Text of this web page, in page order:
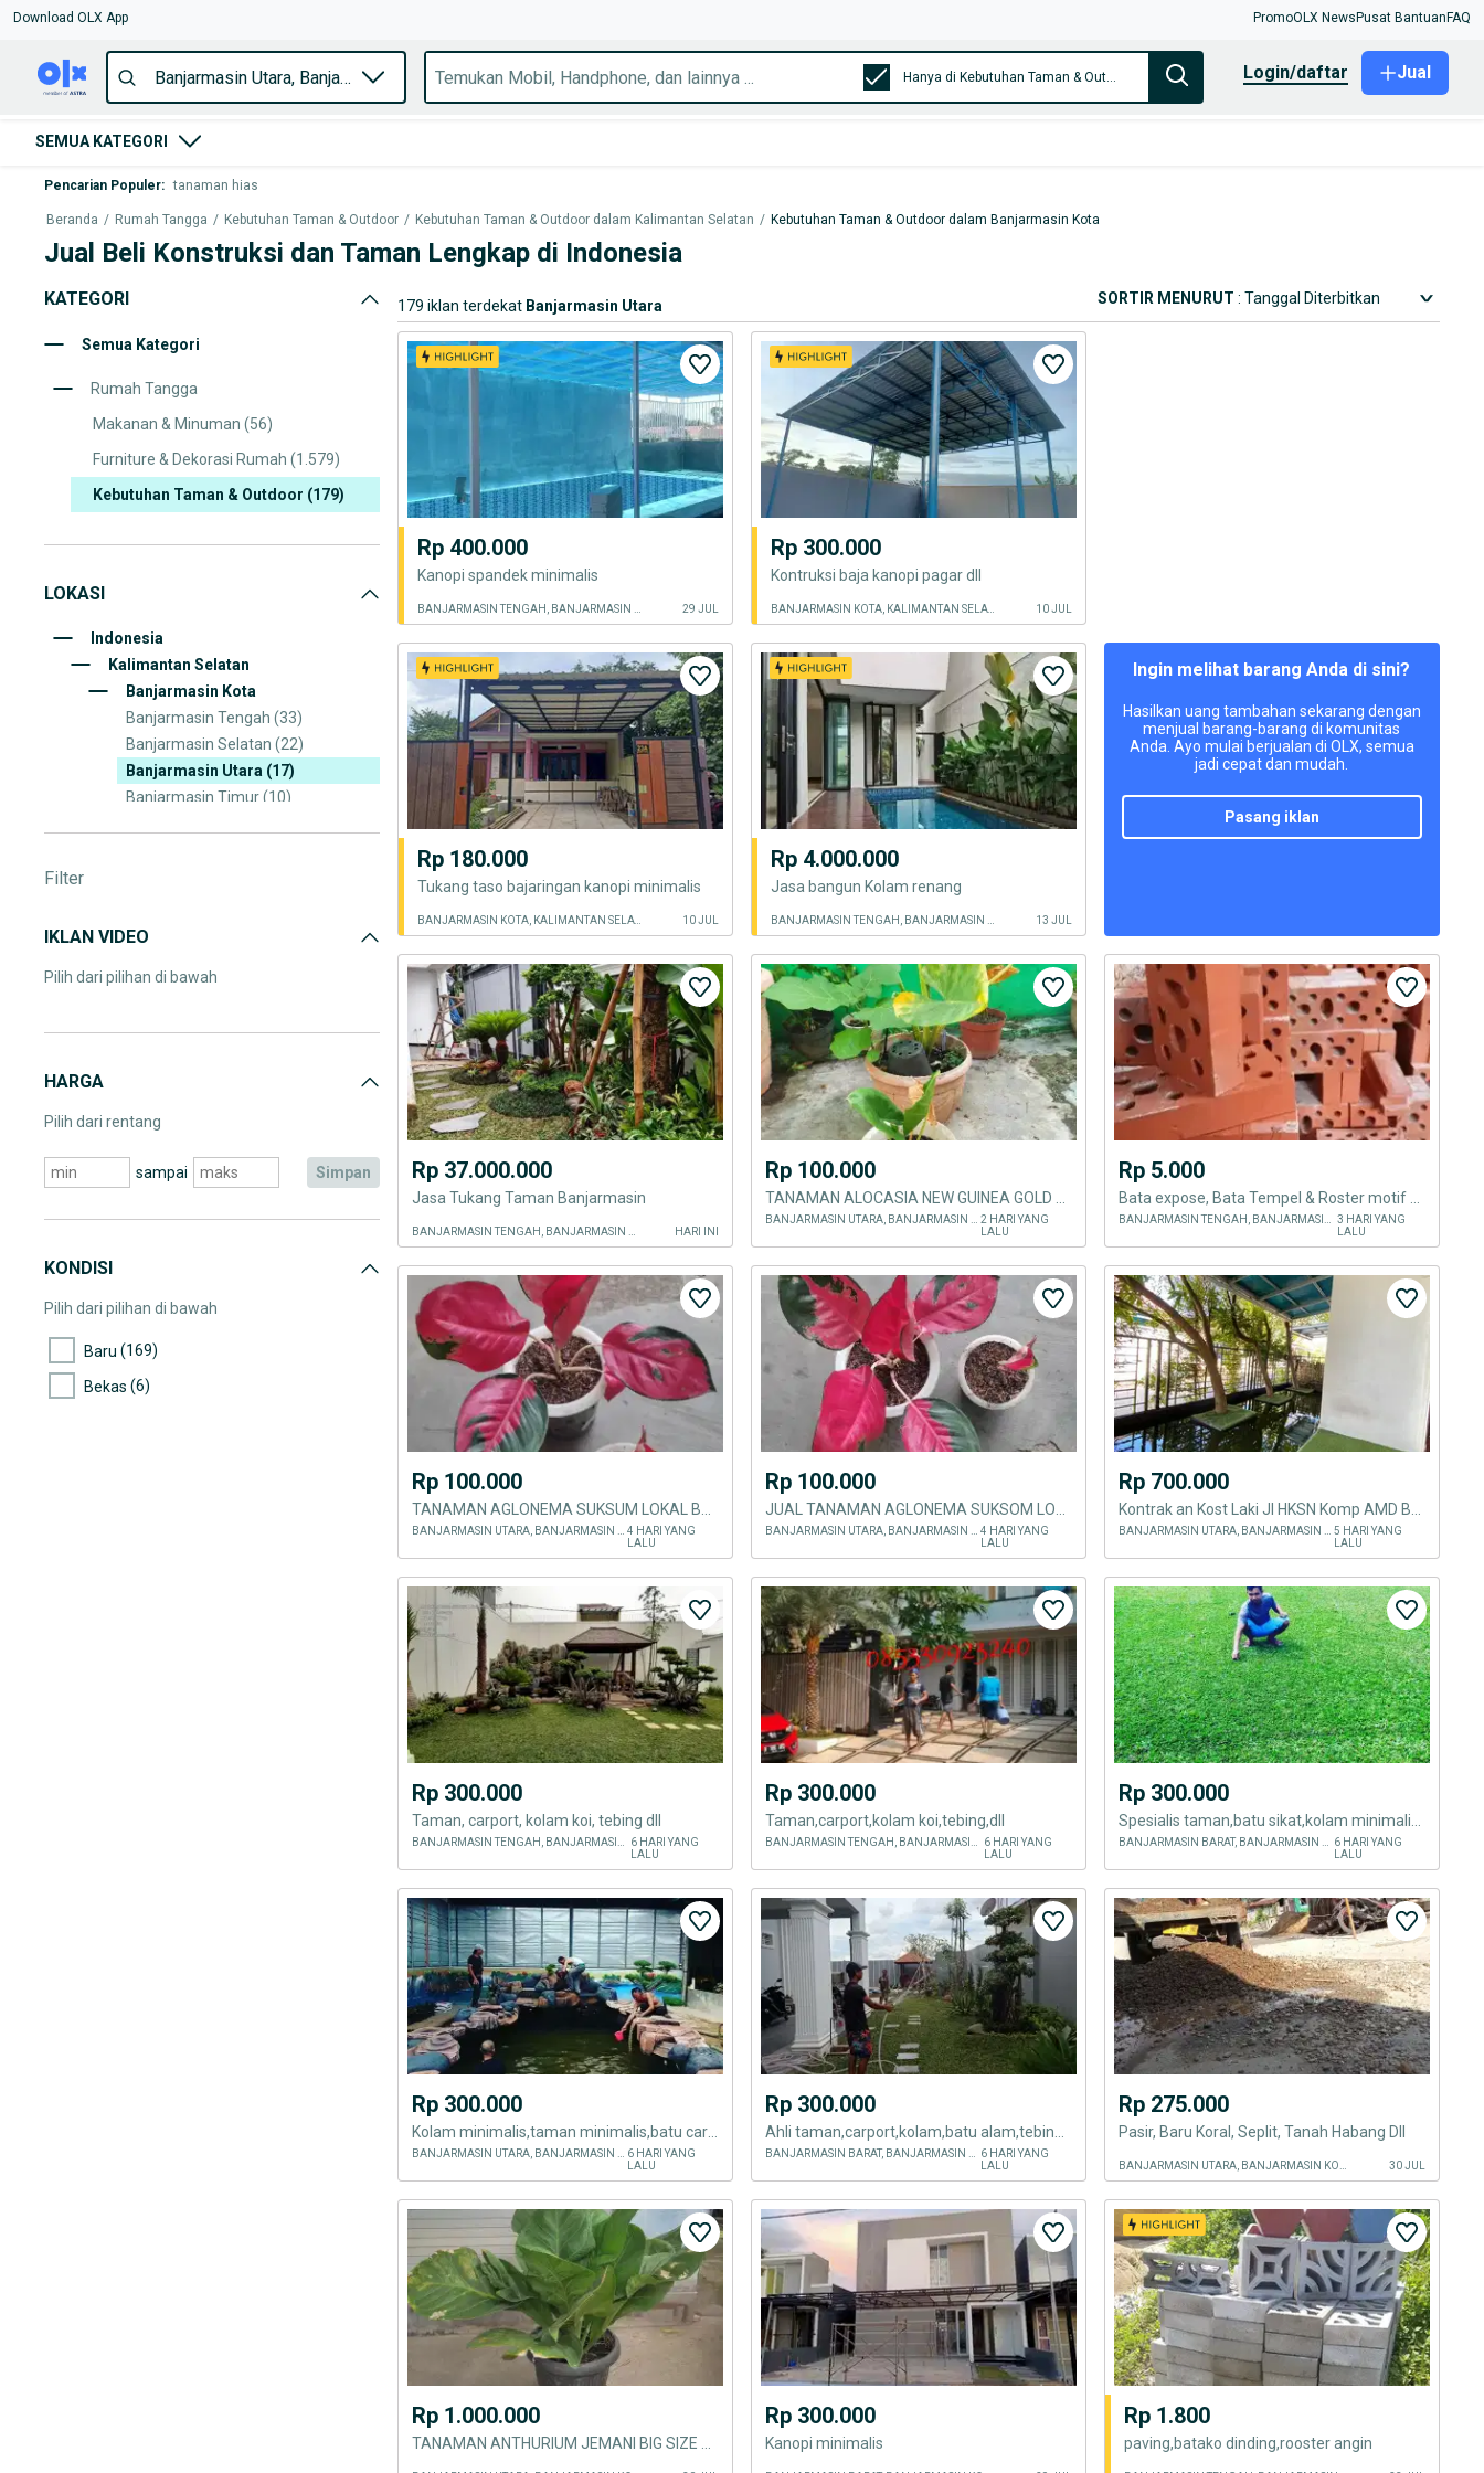
Download OLX App PromoOLX News Pusat Bantuan FAQ
login/daftar Jual
SEMUA KATEGORI
Pencarian Populer: tanaman hias
Beranda / Rumah Tangga / Kebutuhan Taman & Outdoor / Kebutuhan Taman & Outdoor dalam Kalimantan Selatan / Kebutuhan Taman & Outdoor dalam Banjarmasin Kota
Jual Beli Konstruksi dan Taman Lengkap di Indonesia
KATEGORI
Semua Kategori
Rumah Tangga
Makanan & Minuman (56)
Furniture & Dekorasi Rumah (1.579)
Kebutuhan Taman & Outdoor (179)
Elektronik Rumah Tangga
Lain-lain(221)
LOKASI
Indonesia
Kalimantan Selatan
Banjarmasin Kota
Banjarmasin Tengah (33)
Banjarmasin Selatan (22)
Banjarmasin Utara (17)
Banjarmasin Timur(10)
Filter
IKLAN VIDEO
Pilih dari pilihan di bawah
HARGA
Pilih dari rentang
sampai simpan
KONDISI
Pilih dari pilihan di bawah
Baru (169)
Bekas (6)
179 iklan terdekat Banjarmasin Utara SORTIR MENURUT : Tanggal Diterbitkan
Rp 400.000
Kanopi spandek minimalis
29 JUL
Rp 300.000
Kontruksi baja kanopi pagar dll
BANJARMASIN KOTA, KALIMANTAN SELATAN 10 JUL
Rp 180.000
Tukang taso bajaringan kanopi minimalis
BANJARMASIN KOTA, KALIMANTAN SELATAN 10 JUL
Rp 4.000.000
Jasa bangun Kolam renang
13 JUL
Ingin melihat barang Anda di sini?
Hasilkan uang tambahan sekarang dengan
menjual barang-barang di komunitas
Anda. Ayo mulai berjualan di OLX, semua
jadi cepat dan mudah.
pasang iklan
Rp 37.000.000
Jasa Tukang Taman Banjarmasin
HARI INI
Rp 100.000
2 HARI YANG
LALU
Rp 5.000
3 HARI YANG
LALU
Rp 100.000
4 HARI YANG
LALU
Rp 100.000
4 HARI YANG
LALU
Rp 700.000
5 HARI YANG
LALU
Rp 300.000
Taman, carport, kolam koi, tebing dll
6 HARI YANG
LALU
Rp 300.000
Taman,carport,kolam koi,tebing,dll
6 HARI YANG
LALU
Rp 300.000
6 HARI YANG
LALU
Rp 300.000
6 HARI YANG
LALU
Rp 300.000
6 HARI YANG
LALU
Rp 275.000
Pasir, Baru Koral, Seplit, Tanah Habang Dll
30 JUL
Rp 1.000.000 Rp 300.000
Kanopi minimalis
Rp 1.800
paving,batako dinding,rooster angin